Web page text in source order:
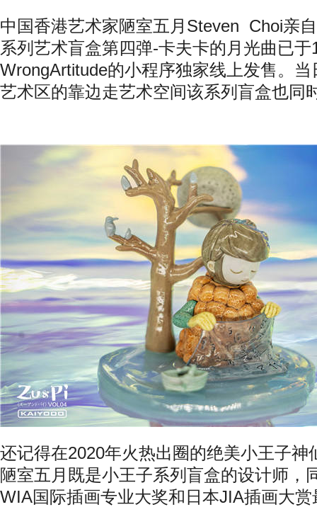
中国香港艺术家陋室五月 Steven Choi亲
系列艺术盲盒第四弹-卡夫卡的月光曲已于
WrongArtitude的小程序独家线上发售。当
艺术区的靠边走艺术空间该系列盲盒也同
还记得在2020年火热出圈的绝美小王子神
陋室五月既是小王子系列盲盒的设计师，
WIA国际插画专业大奖和日本JIA插画大赏